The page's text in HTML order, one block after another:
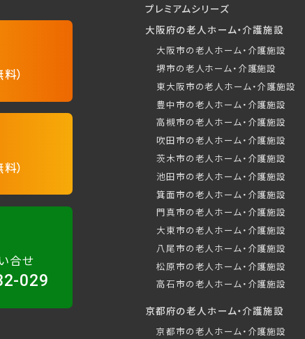
）
）
合せ
029
プレミアムシリーズ
大阪府の老人ホーム・介護施設
大阪市の老人ホーム・介護施設
堺市の老人ホーム・介護施設
東大阪市の老人ホーム・介護施設
豊中市の老人ホーム・介護施設
高槻市の老人ホーム・介護施設
吹田市の老人ホーム・介護施設
茨木市の老人ホーム・介護施設
池田市の老人ホーム・介護施設
箕面市の老人ホーム・介護施設
門真市の老人ホーム・介護施設
大東市の老人ホーム・介護施設
八尾市の老人ホーム・介護施設
松原市の老人ホーム・介護施設
高石市の老人ホーム・介護施設
京都府の老人ホーム・介護施設
京都市の老人ホーム・介護施設